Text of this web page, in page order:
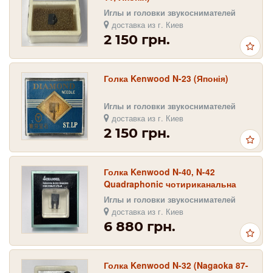
Иглы и головки звукоснимателей
доставка из г. Киев
2 150 грн.
Голка Kenwood N-23 (Японія)
Иглы и головки звукоснимателей
доставка из г. Киев
2 150 грн.
Голка Kenwood N-40, N-42
Quadraphonic чотириканальна
(Nagaoka 87-42X, Японія)
Иглы и головки звукоснимателей
доставка из г. Киев
6 880 грн.
Голка Kenwood N-32 (Nagaoka 87-